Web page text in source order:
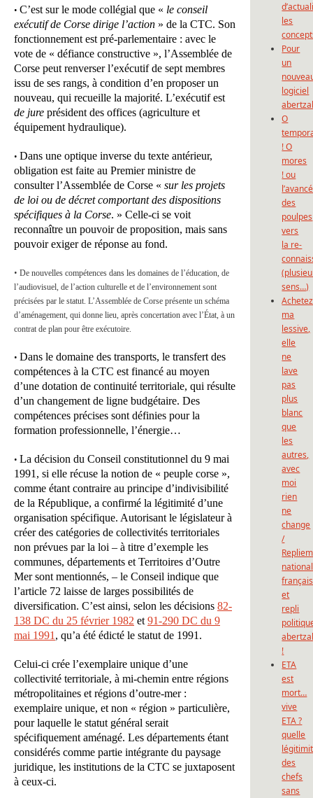
• C’est sur le mode collégial que « le conseil
exécutif de Corse dirige l’action » de la CTC. Son
fonctionnement est pré-parlementaire : avec le
vote de « défiance constructive », l’Assemblée de
Corse peut renverser l’exécutif de sept membres
issu de ses rangs, à condition d’en proposer un
nouveau, qui recueille la majorité. L’exécutif est
de jure président des offices (agriculture et
équipement hydraulique).
• Dans une optique inverse du texte antérieur,
obligation est faite au Premier ministre de
consulter l’Assemblée de Corse « sur les projets
de loi ou de décret comportant des dispositions
spécifiques à la Corse. » Celle-ci se voit
reconnaître un pouvoir de proposition, mais sans
pouvoir exiger de réponse au fond.
• De nouvelles compétences dans les domaines de l’éducation, de
l’audiovisuel, de l’action culturelle et de l’environnement sont
précisées par le statut. L’Assemblée de Corse présente un schéma
d’aménagement, qui donne lieu, après concertation avec l’État, à un
contrat de plan pour être exécutoire.
• Dans le domaine des transports, le transfert des
compétences à la CTC est financé au moyen
d’une dotation de continuité territoriale, qui résulte
d’un changement de ligne budgétaire. Des
compétences précises sont définies pour la
formation professionnelle, l’énergie…
• La décision du Conseil constitutionnel du 9 mai
1991, si elle récuse la notion de « peuple corse »,
comme étant contraire au principe d’indivisibilité
de la République, a confirmé la légitimité d’une
organisation spécifique. Autorisant le législateur à
créer des catégories de collectivités territoriales
non prévues par la loi – à titre d’exemple les
communes, départements et Territoires d’Outre
Mer sont mentionnés, – le Conseil indique que
l’article 72 laisse de larges possibilités de
diversification. C’est ainsi, selon les décisions 82-
138 DC du 25 février 1982 et 91-290 DC du 9
mai 1991 , qu’a été édicté le statut de 1991.
Celui-ci crée l’exemplaire unique d’une
collectivité territoriale, à mi-chemin entre régions
métropolitaines et régions d’outre-mer :
exemplaire unique, et non « région » particulière,
pour laquelle le statut général serait
spécifiquement aménagé. Les départements étant
considérés comme partie intégrante du paysage
juridique, les institutions de la CTC se juxtaposent
à ceux-ci.
les
Pour
un
logiciel
O
! O
mores
! ou
des
poulpes
vers
la re-
sens…)
Achetez
ma
lessive,
elle
ne
lave
pas
plus
blanc
que
les
autres,
avec
moi
rien
ne
change
/
et
repli
!
ETA
est
mort…
vive
ETA ?
quelle
des
chefs
sans